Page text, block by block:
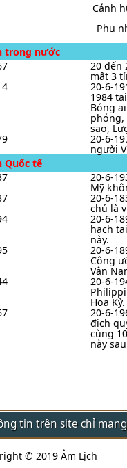
Cánh
Phụ
trong nước
20 đến
mất 3
20-6-
1984
Bóng
phóng,
sao,
20-6-
người
Quốc tế
20-6-
Mỹ
20-6-
chú là
20-6-
hạch
này.
20-6-
Công
Vân
20-6-
Hoa Kỳ.
20-6-
địch
cùng
này
tin trên site chỉ
© 2019 Âm Lịch